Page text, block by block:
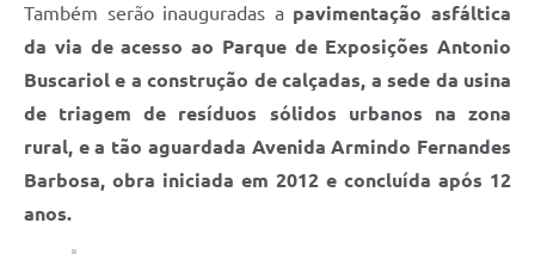
Também serão inauguradas a pavimentação asfáltica
da via de acesso ao Parque de Exposições Antonio
Buscariol e a construção de calçadas, a sede da usina
de triagem de resíduos sólidos urbanos na zona
rural, e a tão aguardada Avenida Armindo Fernandes
Barbosa, obra iniciada em 2012 e concluída após 12
anos.